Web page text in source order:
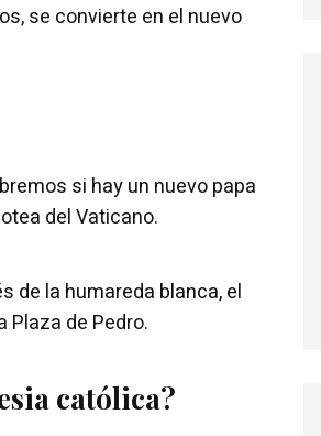
se convierte en el nuevo
si hay un nuevo papa
del Vaticano.
de la humareda blanca, el
Plaza de Pedro.
católica?